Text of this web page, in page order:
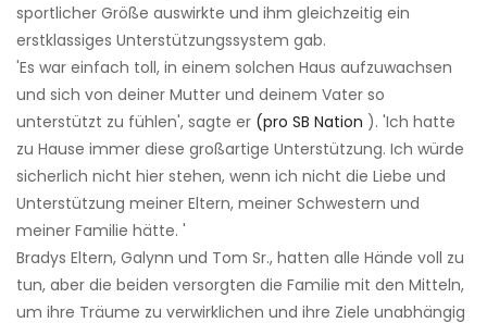
sportlicher Größe auswirkte und ihm gleichzeitig ein
erstklassiges Unterstützungssystem gab.
'Es war einfach toll, in einem solchen Haus aufzuwachsen
und sich von deiner Mutter und deinem Vater so
unterstützt zu fühlen', sagte er (pro SB Nation ). 'Ich hatte
zu Hause immer diese großartige Unterstützung. Ich würde
sicherlich nicht hier stehen, wenn ich nicht die Liebe und
Unterstützung meiner Eltern, meiner Schwestern und
meiner Familie hätte. '
Bradys Eltern, Galynn und Tom Sr., hatten alle Hände voll zu
tun, aber die beiden versorgten die Familie mit den Mitteln,
um ihre Träume zu verwirklichen und ihre Ziele unabhängig